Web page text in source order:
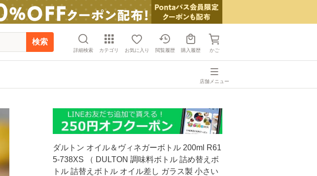
検索
詳細検索 カテゴリ お気に入り 閲覧履歴 購入履歴 かご
店舗メニュー
ダルトン オイル＆ヴィネガーボトル 200ml R61
5-738XS （ DULTON 調味料ボトル 詰め替えボ
トル 詰替えボトル オイル差し ガラス製 小さい